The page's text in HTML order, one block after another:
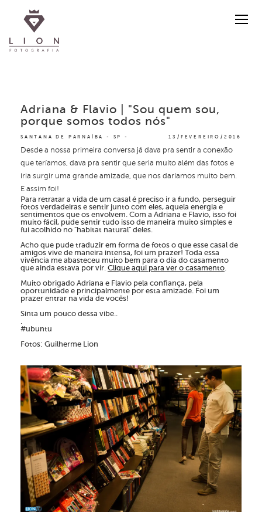
SANTANA DE PARNAÍBA - SP 13/FEVEREIRO/2016
Adriana & Flavio | "Sou quem sou,
porque somos todos nós"
Desde a nossa primeira conversa já dava pra sentir a conexão
que teríamos, dava pra sentir que seria muito além das fotos e
iria surgir uma grande amizade, que nos daríamos muito bem.
E assim foi!
Para retratar a vida de um casal é preciso ir a fundo, perseguir
fotos verdadeiras e sentir junto com eles, aquela energia e
sentimentos que os envolvem. Com a Adriana e Flavio, isso foi
muito fácil, pude sentir tudo isso de maneira muito simples e
fui acolhido no "habitat natural" deles.
Acho que pude traduzir em forma de fotos o que esse casal de
amigos vive de maneira intensa, foi um prazer! Toda essa
vivência me abasteceu muito bem para o dia do casamento
que ainda estava por vir. Clique aqui para ver o casamento.
Muito obrigado Adriana e Flavio pela confiança, pela
oportunidade e principalmente por esta amizade. Foi um
prazer entrar na vida de vocês!
Sinta um pouco dessa vibe..
.
#ubuntu
Fotos: Guilherme Lion